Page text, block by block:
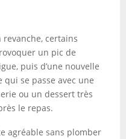
revanche, certains
un pic de
puis d’une nouvelle
qui se passe avec une
ou un dessert très
le repas.
agréable sans plomber